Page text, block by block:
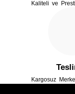
Kaliteli ve
Kargosuz